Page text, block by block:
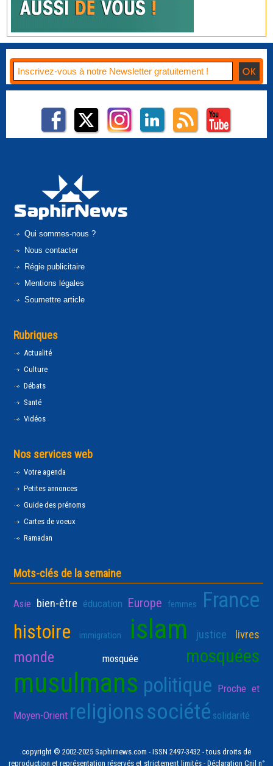
Qui sommes-nous ?
Nous contacter
Régie publicitaire
Mentions légales
Soumettre article
Rubriques
Actualité
Culture
Débats
Santé
Vidéos
Nos services web
Votre agenda
Petites annonces
Guide des prénoms
Cartes de voeux
Ramadan
Mots-clés de la semaine
Asie bien-être éducation Europe femmes France
histoire immigration islam justice livres
monde mosquée mosquées
musulmans politique Proche et
Moyen-Orient religionssociété solidarité
copyright © 2002-2025 Saphirnews.com - ISSN 2497-3432 - tous droits de
reproduction et représentation réservés et strictement limités - Déclaration Cnil n°